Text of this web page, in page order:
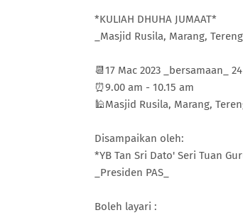
*KULIAH DHUHA JUMAAT*
_Masjid Rusila, Marang,
📆17 Mac 2023 _bersamaan_
⏰9.00 am - 10.15 am
🕌Masjid Rusila, Marang,
Disampaikan oleh:
*YB Tan Sri Dato' Seri Tuan
_Presiden PAS_
Boleh layari :